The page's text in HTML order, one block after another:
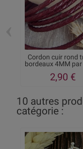
Cordon cuir rond
bordeaux 4MM
2,90 €
10 autres
catégorie :